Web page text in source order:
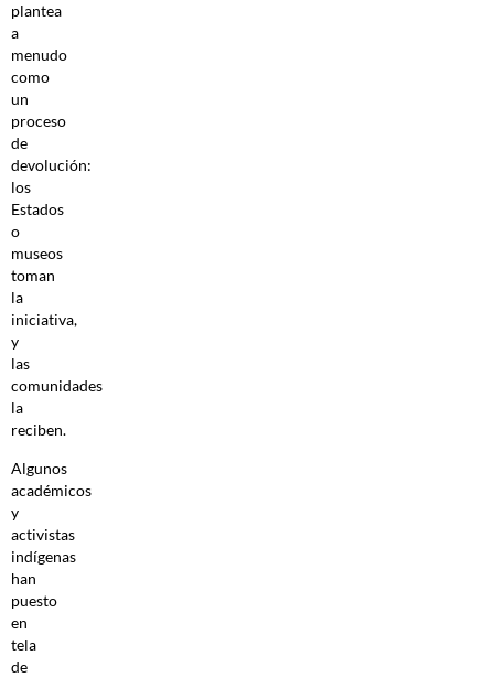
plantea
a
menudo
como
un
proceso
de
devolución:
los
Estados
o
museos
toman
la
iniciativa,
y
las
comunidades
la
reciben.
Algunos
académicos
y
activistas
indígenas
han
puesto
en
tela
de